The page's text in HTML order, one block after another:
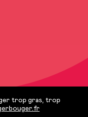
trop gras, trop